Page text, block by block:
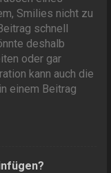
Smilies nicht zu
schnell
deshalb
oder gar
kann auch die
einem Beitrag